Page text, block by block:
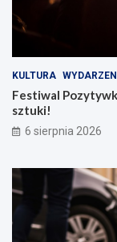
KULTURA
Festiwal
sztuki!
6 sierpnia 2026